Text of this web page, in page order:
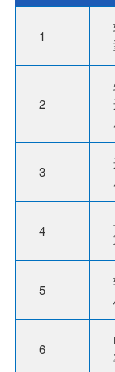
1
2
3
4
5
6